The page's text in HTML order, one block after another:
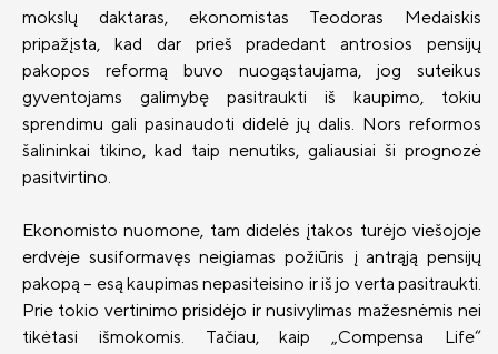
Investicinis gyvybės draudimas
Investavimo kryptys
Kas yra investavimas?
Rizikų draudimas
Pensinio anuiteto draudimas
Papildomi draudimai
Gyvybės draudimo klientų DUK
ADB „Compensa Vienna Insurance
Group“ kontaktai
SE“ Lietuvos filialo kontaktai
Apie mus
Valdyba ir stebėtojų taryba
Tvarumas
mokslų daktaras, ekonomistas Teodoras Medaiskis
pripažįsta, kad dar prieš pradedant antrosios pensijų
pakopos reformą buvo nuogąstaujama, jog suteikus
gyventojams galimybę pasitraukti iš kaupimo, tokiu
sprendimu gali pasinaudoti didelė jų dalis. Nors reformos
šalininkai tikino, kad taip nenutiks, galiausiai ši prognozė
pasitvirtino.
Ekonomisto nuomone, tam didelės įtakos turėjo viešojoje
erdvėje susiformavęs neigiamas požiūris į antrąją pensijų
pakopą – esą kaupimas nepasiteisino ir iš jo verta pasitraukti.
Prie tokio vertinimo prisidėjo ir nusivylimas mažesnėmis nei
tikėtasi išmokomis. Tačiau, kaip „Compensa Life“